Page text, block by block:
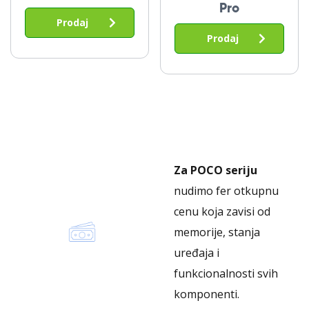
Prodaj
Pro
Prodaj
Za POCO seriju
nudimo fer otkupnu
cenu koja zavisi od
memorije, stanja
uređaja i
funkcionalnosti svih
komponenti.